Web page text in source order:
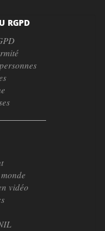
RGPD
vidéo